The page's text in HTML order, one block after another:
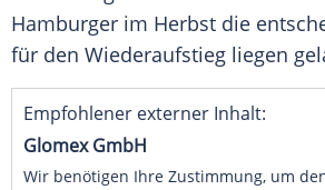
Hamburger im Herbst die
für den Wiederaufstieg liegen
Empfohlener externer Inhalt:
Glomex GmbH
Wir benötigen Ihre Zustimmung, um